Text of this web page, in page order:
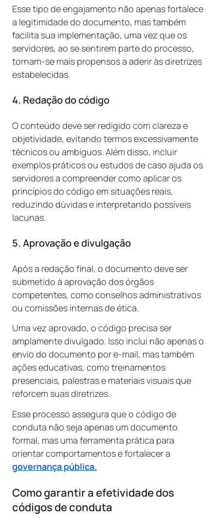
Esse tipo de engajamento não apenas fortalece
a legitimidade do documento, mas também
facilita sua implementação, uma vez que os
servidores, ao se sentirem parte do processo,
tornam-se mais propensos a aderir às diretrizes
estabelecidas.
4. Redação do código
O conteúdo deve ser redigido com clareza e
objetividade, evitando termos excessivamente
técnicos ou ambíguos. Além disso, incluir
exemplos práticos ou estudos de caso ajuda os
servidores a compreender como aplicar os
princípios do código em situações reais,
reduzindo dúvidas e interpretando possíveis
lacunas.
5. Aprovação e divulgação
Após a redação final, o documento deve ser
submetido à aprovação dos órgãos
competentes, como conselhos administrativos
ou comissões internas de ética.
Uma vez aprovado, o código precisa ser
amplamente divulgado. Isso inclui não apenas o
envio do documento por e-mail, mas também
ações educativas, como treinamentos
presenciais, palestras e materiais visuais que
reforcem suas diretrizes.
Esse processo assegura que o código de
conduta não seja apenas um documento
formal, mas uma ferramenta prática para
orientar comportamentos e fortalecer a
governança pública.
Como garantir a efetividade dos
códigos de conduta